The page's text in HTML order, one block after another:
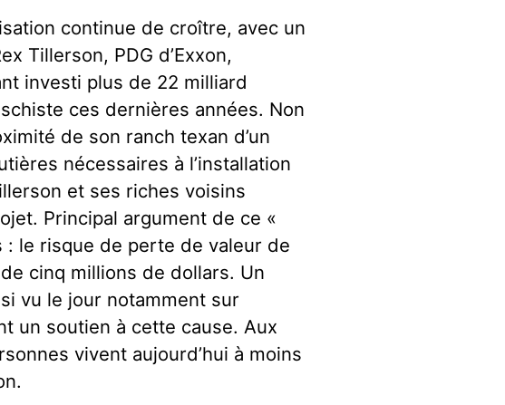
continue de croître, avec un
Tillerson, PDG d’Exxon,
investi plus de 22 milliard
ces dernières années. Non
de son ranch texan d’un
nécessaires à l’installation
et ses riches voisins
Principal argument de ce «
le risque de perte de valeur de
cinq millions de dollars. Un
vu le jour notamment sur
un soutien à cette cause. Aux
vivent aujourd’hui à moins